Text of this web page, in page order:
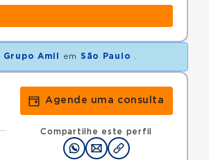
Grupo Amil em São Paulo
Agende uma consulta
Compartilhe este perfil